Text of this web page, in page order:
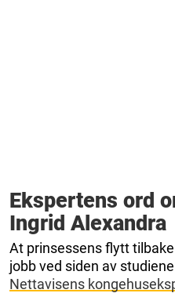
Ekspertens ord
Ingrid Alexandra
At prinsessens flytt
jobb ved siden av
Nettavisens